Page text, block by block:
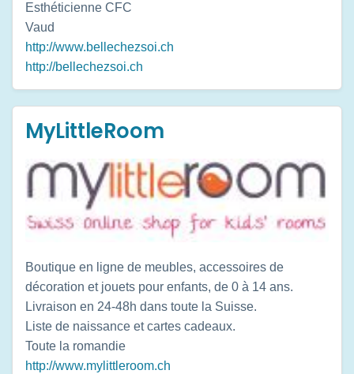
Esthéticienne CFC
Vaud
http://www.bellechezsoi.ch
http://bellechezsoi.ch
MyLittleRoom
Boutique en ligne de meubles, accessoires de
décoration et jouets pour enfants, de 0 à 14 ans.
Livraison en 24-48h dans toute la Suisse.
Liste de naissance et cartes cadeaux.
Toute la romandie
http://www.mylittleroom.ch